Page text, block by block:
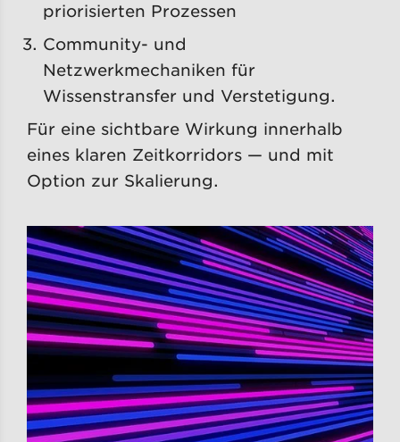
priorisierten Prozessen
Community- und
Netzwerkmechaniken für
Wissenstransfer und Verstetigung.
Für eine sichtbare Wirkung innerhalb
eines klaren Zeitkorridors — und mit
Option zur Skalierung.